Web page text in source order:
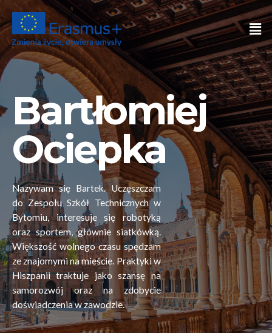
Bartłomiej
Ociepka
Nazywam się Bartek. Uczęszczam
do Zespołu Szkół Technicznych w
Bytomiu, interesuje się robotyką
oraz sportem, głównie siatkówką.
Większość wolnego czasu spędzam
ze znajomymi na mieście. Praktyki w
Hiszpanii traktuje jako szansę na
samorozwój oraz na zdobycie
doświadczenia w zawodzie.